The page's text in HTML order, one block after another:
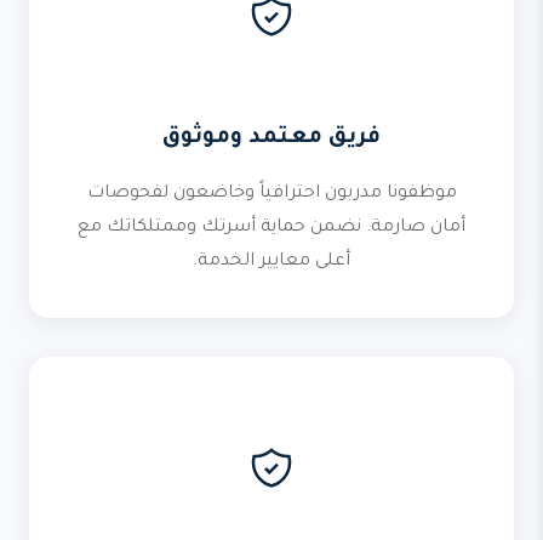
فريق معتمد وموثوق
موظفونا مدربون احترافياً وخاضعون لفحوصات
أمان صارمة. نضمن حماية أسرتك وممتلكاتك مع
أعلى معايير الخدمة.